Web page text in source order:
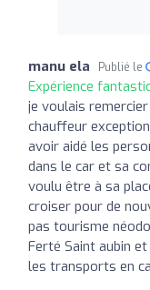
manu ela Publié le
Expérience
je voulais
chauffeur
avoir aidé les
dans le car et sa
voulu être à sa
croiser pour de
pas tourisme
Ferté Saint aubin
les transports en